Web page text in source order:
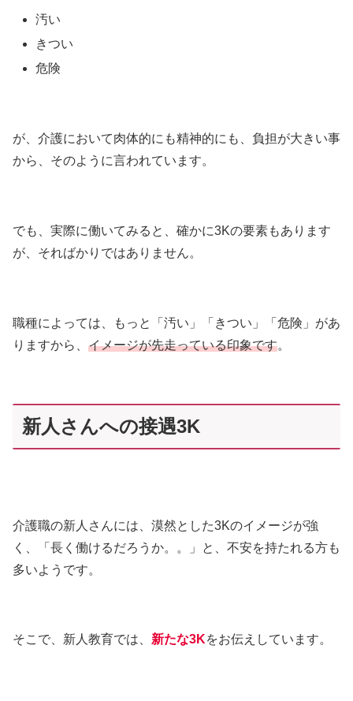
汚い
きつい
危険
が、介護において肉体的にも精神的にも、負担が大きい事
から、そのように言われています。
でも、実際に働いてみると、確かに3Kの要素もあります
が、そればかりではありません。
職種によっては、もっと「汚い」「きつい」「危険」があ
りますから、 イメージが先走っている印象です。
新人さんへの接遇3K
介護職の新人さんには、漠然とした3Kのイメージが強
く、「長く働けるだろうか。。」と、不安を持たれる方も
多いようです。
そこで、新人教育では、 新たな3Kをお伝えしています。